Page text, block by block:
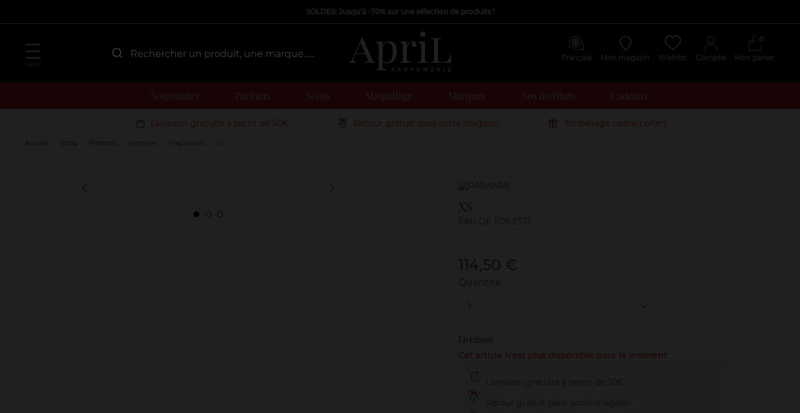
SOLDES: Jusqu'à -70% sur une sélection de produits !
Français Mon magasin Wishlist Compte Mon panier
0
Nouveautés Parfums Soins Maquillage Marques Nos instituts Cadeaux
Livraison gratuite à partir de 50€ Retour gratuit dans votre magasin Emballage cadeau offert
Accueil Shop Parfums Homme Fragrances
Marque
XS
1
Livraison
Cet article n'est plus disponible pour le moment